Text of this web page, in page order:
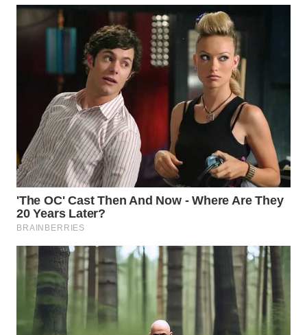
Wahana
WAHANA
NEWS
WAHANA
TANI
WAHANA
ADVOKAT
INFRASTRUKTUR
WAHANA
KONSUMEN